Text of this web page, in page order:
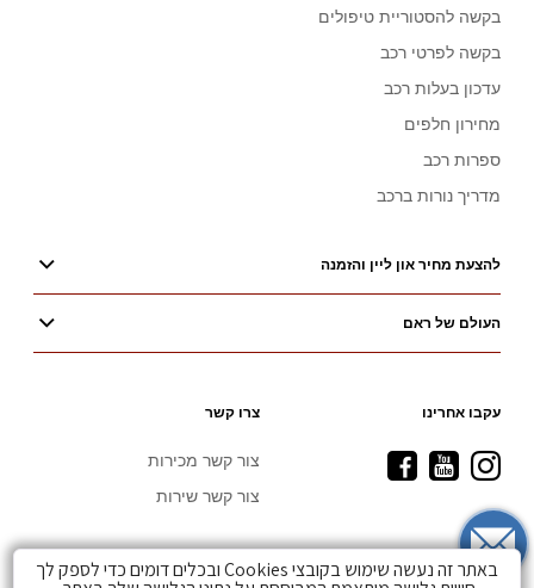
באתר זה נעשה שימוש בקובצי Cookies ובכלים דומים כדי לספק לך
בקשה להסטוריית טיפולים
בקשה לפרטי רכב
עדכון בעלות רכב
מחירון חלפים
ספרות רכב
מדריך נורות ברכב
להצעת מחיר און ליין והזמנה
העולם של ראם
עקבו אחרינו
Visit
on
Instagram
Visit
YouTube
Visit
Facebook
צרו קשר
צור קשר מכירות
צור קשר שירות